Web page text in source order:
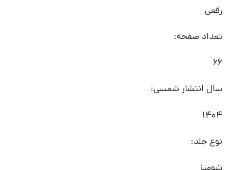
رقعی
تعداد صفحه:
66
سال انتشار شمسی:
1404
نوع جلد: